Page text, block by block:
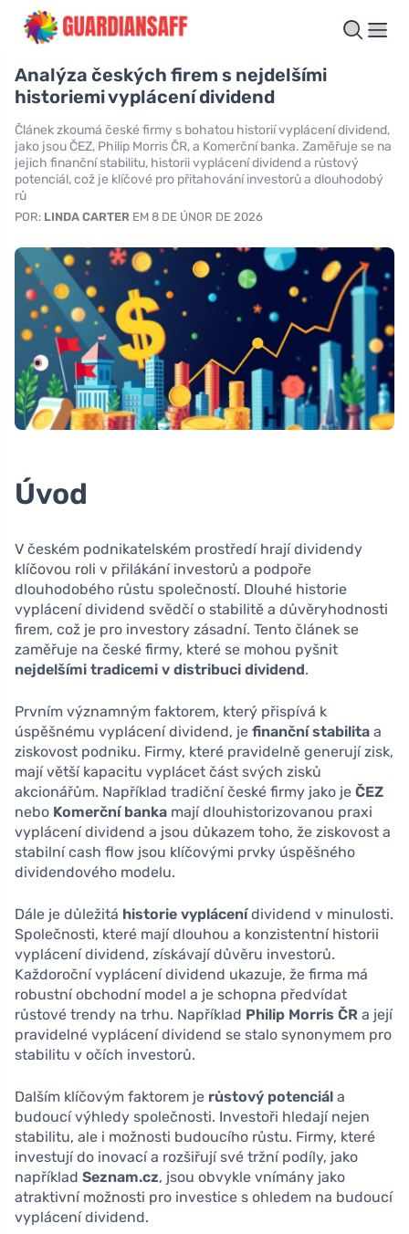
Analýza českých firem s nejdelšími
historiemi vyplácení dividend
Článek zkoumá české firmy s bohatou historií vyplácení dividend,
jako jsou ČEZ, Philip Morris ČR, a Komerční banka. Zaměřuje se na
jejich finanční stabilitu, historii vyplácení dividend a růstový
potenciál, což je klíčové pro přitahování investorů a dlouhodobý
rů
POR: LINDA CARTER EM 8 DE ÚNOR DE 2026
Úvod
V českém podnikatelském prostředí hrají dividendy
klíčovou roli v přilákání investorů a podpoře
dlouhodobého růstu společností. Dlouhé historie
vyplácení dividend svědčí o stabilitě a důvěryhodnosti
firem, což je pro investory zásadní. Tento článek se
zaměřuje na české firmy, které se mohou pyšnit
nejdelšími tradicemi v distribuci dividend.
Prvním významným faktorem, který přispívá k
úspěšnému vyplácení dividend, je finanční stabilita a
ziskovost podniku. Firmy, které pravidelně generují zisk,
mají větší kapacitu vyplácet část svých zisků
akcionářům. Například tradiční české firmy jako je ČEZ
nebo Komerční banka mají dlouhistorizovanou praxi
vyplácení dividend a jsou důkazem toho, že ziskovost a
stabilní cash flow jsou klíčovými prvky úspěšného
dividendového modelu.
Dále je důležitá historie vyplácenídividend v minulosti.
Společnosti, které mají dlouhou a konzistentní historii
vyplácení dividend, získávají důvěru investorů.
Každoroční vyplácení dividend ukazuje, že firma má
robustní obchodní model a je schopna předvídat
růstové trendy na trhu. Například Philip Morris ČR a její
pravidelné vyplácení dividend se stalo synonymem pro
stabilitu v očích investorů.
Dalším klíčovým faktorem je růstový potenciál a
budoucí výhledy společnosti. Investoři hledají nejen
stabilitu, ale i možnosti budoucího růstu. Firmy, které
investují do inovací a rozšiřují své tržní podíly, jako
například Seznam.cz, jsou obvykle vnímány jako
atraktivní možnosti pro investice s ohledem na budoucí
vyplácení dividend.